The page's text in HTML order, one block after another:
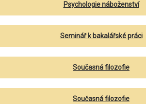
Psychologie náboženství
Seminář k bakalářské práci
Současná filozofie
Současná filozofie